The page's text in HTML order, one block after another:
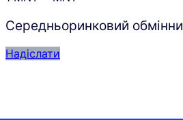
Середньоринковий
Надіслати